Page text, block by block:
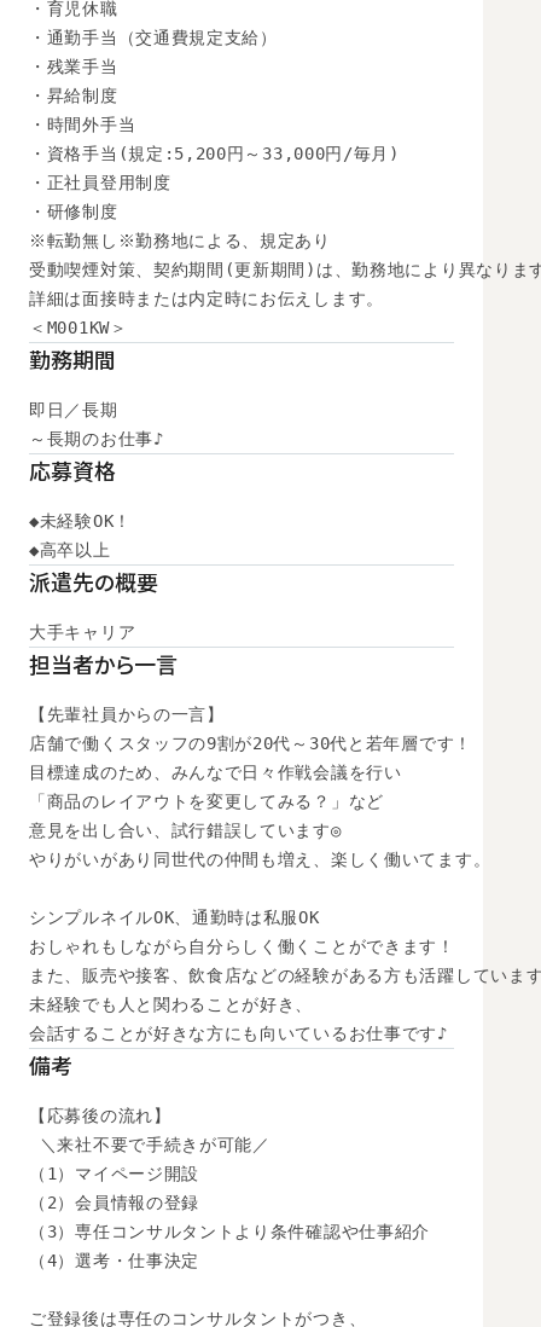
・育児休職
・通勤手当（交通費規定支給）
・残業手当
・昇給制度
・時間外手当
・資格手当(規定:5,200円～33,000円/毎月)
・正社員登用制度
・研修制度
※転勤無し※勤務地による、規定あり
受動喫煙対策、契約期間(更新期間)は、勤務地により異なりま
詳細は面接時または内定時にお伝えします。
＜M001KW＞
勤務期間
即日／長期
～長期のお仕事♪
応募資格
◆未経験OK！
◆高卒以上
派遣先の概要
大手キャリア
担当者から一言
【先輩社員からの一言】
店舗で働くスタッフの9割が20代～30代と若年層です！
目標達成のため、みんなで日々作戦会議を行い
「商品のレイアウトを変更してみる？」など
意見を出し合い、試行錯誤しています◎
やりがいがあり同世代の仲間も増え、楽しく働いてます。
シンプルネイルOK、通勤時は私服OK
おしゃれもしながら自分らしく働くことができます！
また、販売や接客、飲食店などの経験がある方も活躍していま
未経験でも人と関わることが好き、
会話することが好きな方にも向いているお仕事です♪
備考
【応募後の流れ】
＼来社不要で手続きが可能／
（1）マイページ開設
（2）会員情報の登録
（3）専任コンサルタントより条件確認や仕事紹介
（4）選考・仕事決定
ご登録後は専任のコンサルタントがつき、